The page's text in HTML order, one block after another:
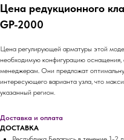
Цена редукционного
GP-2000
Цена регулирующей арматуры этой
необходимую конфигурацию
менеджерам. Они предложат
интересующего варианта узла, что
указанный регион.
Доставка и оплата
ДОСТАВКА